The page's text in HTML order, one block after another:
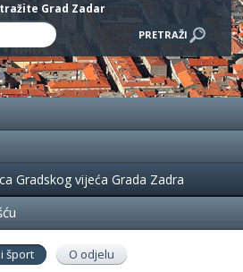
Grad Zadar
Gradskog vijeća Grada Zadra
šport
O odjelu